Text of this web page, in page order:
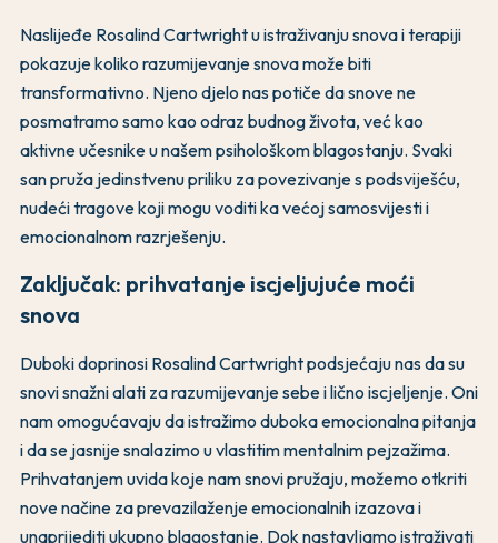
Naslijeđe Rosalind Cartwright u istraživanju snova i terapiji
pokazuje koliko razumijevanje snova može biti
transformativno. Njeno djelo nas potiče da snove ne
posmatramo samo kao odraz budnog života, već kao
aktivne učesnike u našem psihološkom blagostanju. Svaki
san pruža jedinstvenu priliku za povezivanje s podsviješću,
nudeći tragove koji mogu voditi ka većoj samosvijesti i
emocionalnom razrješenju.
Zaključak: prihvatanje iscjeljujuće moći
snova
Duboki doprinosi Rosalind Cartwright podsjećaju nas da su
snovi snažni alati za razumijevanje sebe i lično iscjeljenje. Oni
nam omogućavaju da istražimo duboka emocionalna pitanja
i da se jasnije snalazimo u vlastitim mentalnim pejzažima.
Prihvatanjem uvida koje nam snovi pružaju, možemo otkriti
nove načine za prevazilaženje emocionalnih izazova i
unaprijediti ukupno blagostanje. Dok nastavljamo istraživati